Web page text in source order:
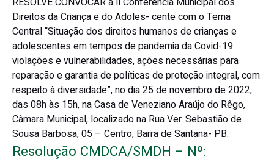
Direitos da Criança e do Adoles- cente com o Tema
Central “Situação dos direitos humanos de crianças e
adolescentes em tempos de pandemia da Covid-19:
violações e vulnerabilidades, ações necessárias para
reparação e garantia de políticas de proteção integral, com
respeito à diversidade”, no dia 25 de novembro de 2022,
das 08h às 15h, na Casa de Veneziano Araújo do Rêgo,
Câmara Municipal, localizado na Rua Ver. Sebastião de
Sousa Barbosa, 05 – Centro, Barra de Santana- PB.
Resolução CMDCA/SMDH – Nº: